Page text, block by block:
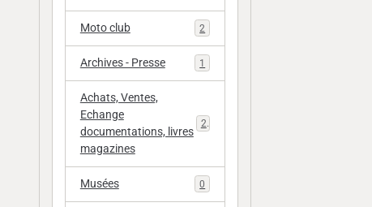
Moto club 2
Archives - Presse 1
Achats, Ventes,
Echange
documentations, livres
magazines
20
Musées 0